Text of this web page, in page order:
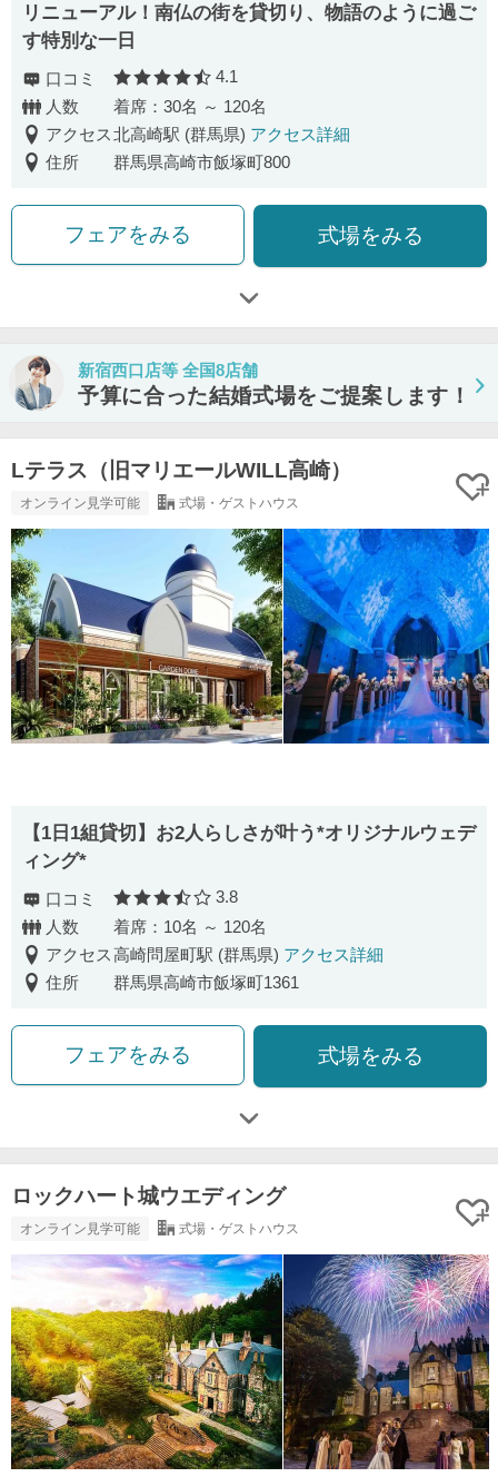
リニューアル！南仏の街を貸切り、物語のように過ご
す特別な一日
口コミ 口コミ評価
4.1
人数
着席：30名 ～ 120名
アクセス北高崎駅 (群馬県) アクセス詳細
住所
群馬県高崎市飯塚町800
フェアをみる 式場をみる
新宿西口店等 全国8店舗
予算に合った結婚式場をご提案します！
Lテラス（旧マリエールWILL高崎）
オンライン見学可能 式場・ゲストハウス
【1日1組貸切】お2人らしさが叶う*オリジナルウェデ
ィング*
口コミ 口コミ評価
3.8
人数
着席：10名 ～ 120名
アクセス高崎問屋町駅 (群馬県) アクセス詳細
住所
群馬県高崎市飯塚町1361
フェアをみる 式場をみる
ロックハート城ウエディング
オンライン見学可能 式場・ゲストハウス